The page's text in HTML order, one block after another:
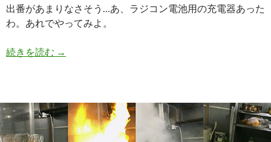
出番があまりなさそう…あ、ラジコン電池用の充電器あった
わ。あれでやってみよ。
続きを読む 車の鉛バッテリーをラジコン用充電器でチャー
→